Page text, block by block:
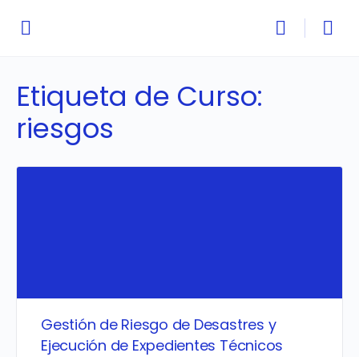
Etiqueta de Curso:
riesgos
Gestión de Riesgo de Desastres y
Ejecución de Expedientes Técnicos